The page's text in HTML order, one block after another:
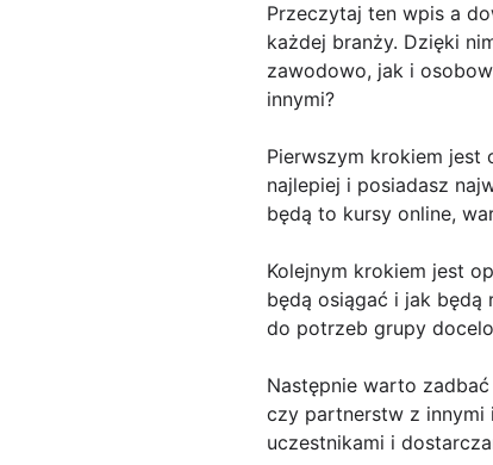
Przeczytaj ten wpis a
każdej branży. Dzięki
zawodowo, jak i
innymi?
Pierwszym krokiem jest
najlepiej i posiadasz
będą to kursy online,
Kolejnym krokiem jest
będą osiągać i jak będą
do potrzeb grupy
Następnie warto
czy partnerstw z innymi
uczestnikami i